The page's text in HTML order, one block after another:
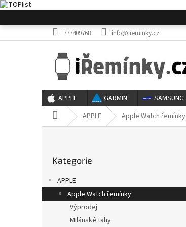
na
777409768 info@ireminky.cz
APPLE GARMIN SAMSUNG
Domů APPLE Apple Watch řemínky
a
n
kategorie
Kategorie
APPLE
Apple Watch řemínky
Výprodej
Milánské tahy